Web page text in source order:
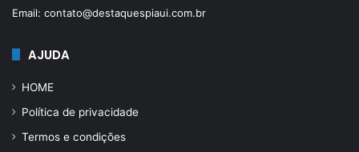
Email: contato@destaquespiaui.com.br
AJUDA
HOME
Política de privacidade
Termos e condições